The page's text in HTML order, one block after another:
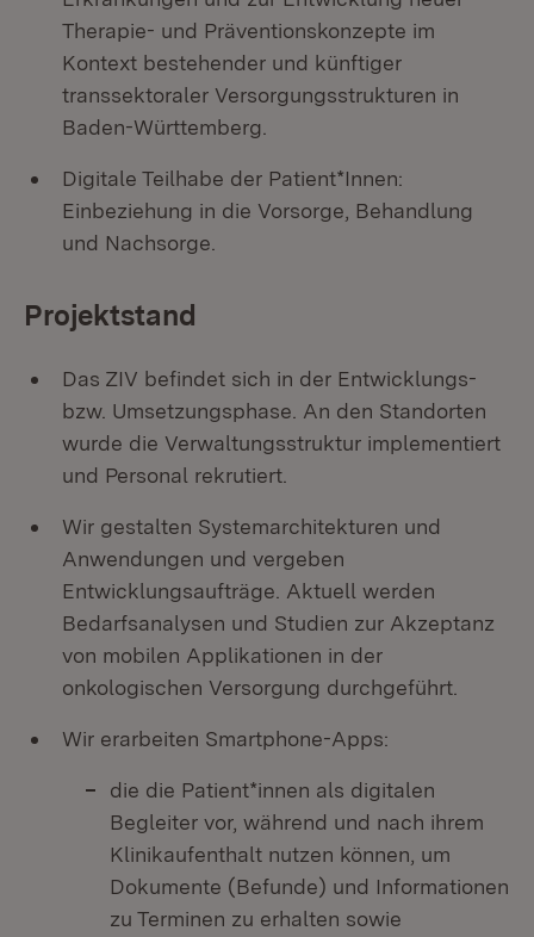
Therapie- und Präventionskonzepte im
Kontext bestehender und künftiger
transsektoraler Versorgungsstrukturen in
Baden-Württemberg.
Digitale Teilhabe der Patient*Innen:
Einbeziehung in die Vorsorge, Behandlung
und Nachsorge.
Projektstand
Das ZIV befindet sich in der Entwicklungs-
bzw. Umsetzungsphase. An den Standorten
wurde die Verwaltungsstruktur implementiert
und Personal rekrutiert.
Wir gestalten Systemarchitekturen und
Anwendungen und vergeben
Entwicklungsaufträge. Aktuell werden
Bedarfsanalysen und Studien zur Akzeptanz
von mobilen Applikationen in der
onkologischen Versorgung durchgeführt.
Wir erarbeiten Smartphone-Apps:
die die Patient*innen als digitalen
Begleiter vor, während und nach ihrem
Klinikaufenthalt nutzen können, um
Dokumente (Befunde) und Informationen
zu Terminen zu erhalten sowie